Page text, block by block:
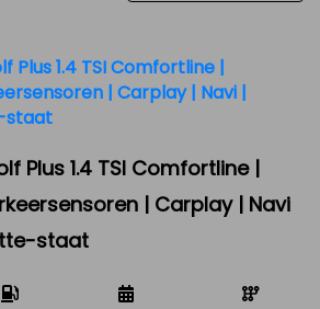
Plus 1.4 TSI Comfortline |
| Carplay | Navi
staat